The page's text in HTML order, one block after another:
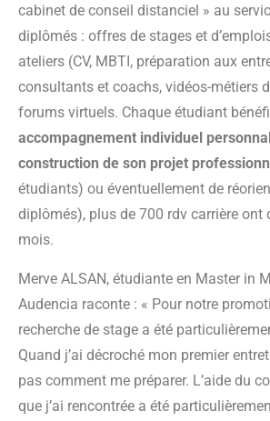
cabinet de conseil distanciel » au
diplômés : offres de stages et
ateliers (CV, MBTI, préparation aux
consultants et coachs, vidéos-métiers
forums virtuels. Chaque étudiant
accompagnement individuel
construction de son projet
étudiants) ou éventuellement de
diplômés), plus de 700 rdv carrière ont
mois.
Merve ALSAN, étudiante en Master in
Audencia raconte : « Pour notre
recherche de stage a été
Quand j’ai décroché mon premier
pas comment me préparer. L’aide du
que j’ai rencontrée a été